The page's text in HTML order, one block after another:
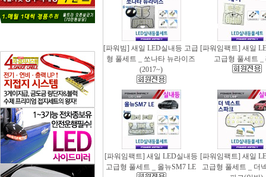
[파워빔] 새일 LED실내등 고급
형 풀세트 _ 쏘나타 뉴라이즈
(2017~)
[파워임팩트] 새일
고급형 풀세트 _
[파워임팩트] 새일 LED실내등
고급형 풀세트 _ 올뉴SM7 LE
[파워임팩트] 새일
고급형 풀세트 _ 더